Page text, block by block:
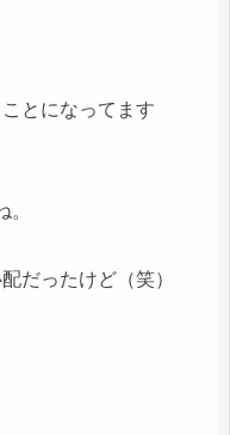
とになってます
だったけど（笑）